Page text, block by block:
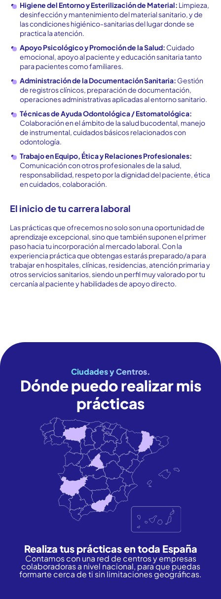
Higiene del Entorno y Esterilización de Material: Limpieza,
desinfección y mantenimiento del material sanitario, y de
las condiciones higiénico-sanitarias del lugar donde se
practica la atención.
Apoyo Psicológico y Promoción de la Salud: Cuidado
emocional, apoyo al paciente y educación sanitaria tanto
para pacientes como familiares.
Administración de la Documentación Sanitaria: Gestión
de registros clínicos, preparación de documentación,
operaciones administrativas aplicadas al entorno sanitario.
Técnicas de Ayuda Odontológica / Estomatológica:
Colaboración en el ámbito de la salud bucodental, manejo
de instrumental, cuidados básicos relacionados con
odontología.
Trabajo en Equipo, Ética y Relaciones Profesionales:
Comunicación con otros profesionales de la salud,
responsabilidad, respeto por la dignidad del paciente, ética
en cuidados, colaboración.
El inicio de tu carrera laboral
Las prácticas que ofrecemos no solo son una oportunidad de
aprendizaje excepcional, sino que también suponen el primer
paso hacia tu incorporación al mercado laboral. Con la
experiencia práctica que obtengas estarás preparado/a para
trabajar en hospitales, clínicas, residencias, atención primaria y
otros servicios sanitarios, siendo un perfil muy valorado por tu
cercanía al paciente y habilidades de apoyo directo.
Ciudades y Centros.
Dónde puedo realizar mis
prácticas
Realiza tus prácticas en toda España
Contamos con una red de centros y empresas
colaboradoras a nivel nacional, para que puedas
formarte cerca de ti sin limitaciones geográficas.